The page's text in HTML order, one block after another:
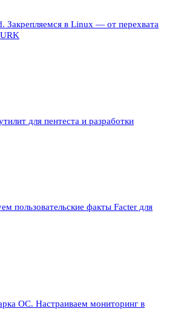
Закрепляемся в Linux — от перехвата
для пентеста и разработки
пользовательские факты Facter для
ОС. Настраиваем мониторинг в